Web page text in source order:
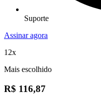
Suporte
Assinar agora
12x
Mais escolhido
R$ 116,87